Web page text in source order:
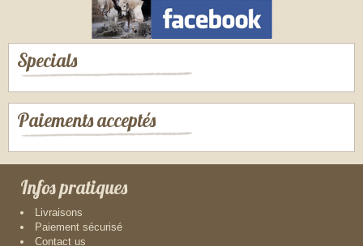
Specials
Paiements acceptés
Infos pratiques
Livraisons
Paiement sécurisé
Contact us